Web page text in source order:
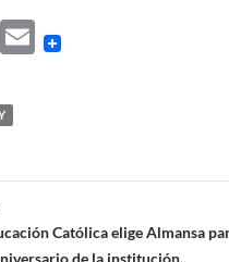
W E
Católica elige Almansa
de la institución.